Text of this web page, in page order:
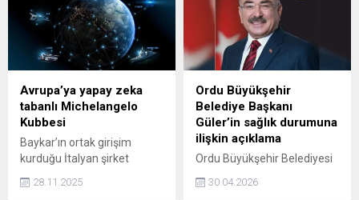
Avrupa’ya yapay zeka
tabanlı Michelangelo
Kubbesi
Baykar’ın ortak girişim
kurduğu İtalyan şirket
Kubbe sistemine benzer
28.11.2025
Ordu Büyükşehir
Belediye Başkanı
Güler’in sağlık durumuna
ilişkin açıklama
Ordu Büyükşehir Belediyesi
Hatipoğlu, Belediye Başkanı
30.04.2026